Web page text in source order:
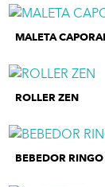
MALETA
ROLLER ZEN
BEBEDOR RINGO